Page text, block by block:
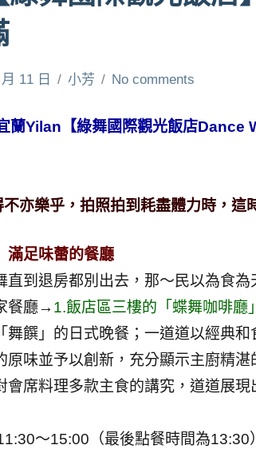
11 日 小芳 No comments
Yilan【綠舞國際觀光飯店Dance
不亦樂乎，拍照拍到耗盡體力時，
滿足味蕾的餐廳
直到退房都別出去，那～民以為食
餐廳→ 1.飯店區三樓的「蝶舞咖啡廳」
舞饌」的日式晚餐；一道道以經典
原味並予以創新，充分顯示主廚精
會席料理多款主食的講究，道道展現
～15:00（最後點餐時間為13:30）